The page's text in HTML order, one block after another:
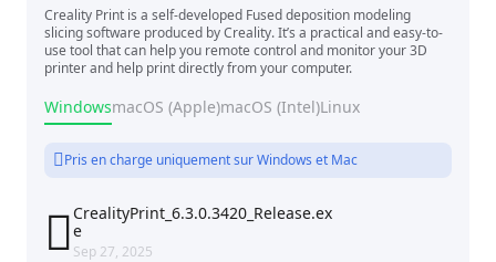
Creality Print is a self-developed Fused deposition modeling
slicing software produced by Creality. It’s a practical and easy-to-
use tool that can help you remote control and monitor your 3D
printer and help print directly from your computer.
WindowsmacOS (Apple)macOS (Intel)Linux
Pris en charge uniquement sur Windows et Mac
 CrealityPrint_6.3.0.3420_Release.ex
e
Sep 27, 2025